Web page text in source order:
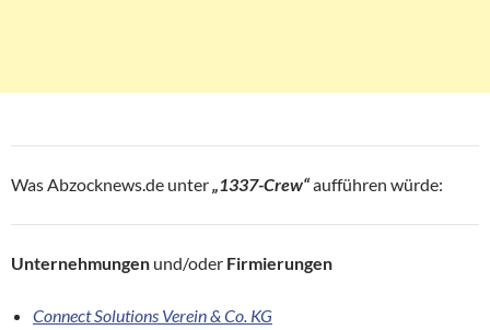
Was Abzocknews.de unter„1337-Crew“aufführen würde:
Unternehmungen und/oder Firmierungen
Connect Solutions Verein & Co. KG